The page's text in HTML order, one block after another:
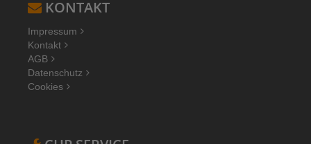
KONTAKT
Impressum
Kontakt
AGB
Datenschutz
Cookies